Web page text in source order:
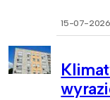
15-07-2026